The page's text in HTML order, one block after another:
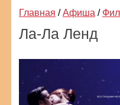
Главная / Афиша /
Ла-Ла Ленд